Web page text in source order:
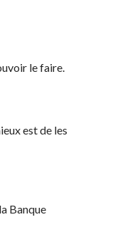
le faire.
est de les
Banque